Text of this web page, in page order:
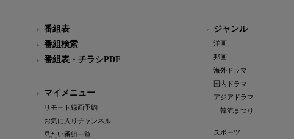
番組表
番組検索
番組表・チラシPDF
マイメニュー
リモート録画予約
お気に入りチャンネル
見たい番組一覧
ジャンル
洋画
邦画
海外ドラマ
国内ドラマ
アジアドラマ
韓流まつり
スポーツ